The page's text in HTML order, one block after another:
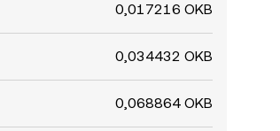
0,017216 OKB
0,034432 OKB
0,068864 OKB